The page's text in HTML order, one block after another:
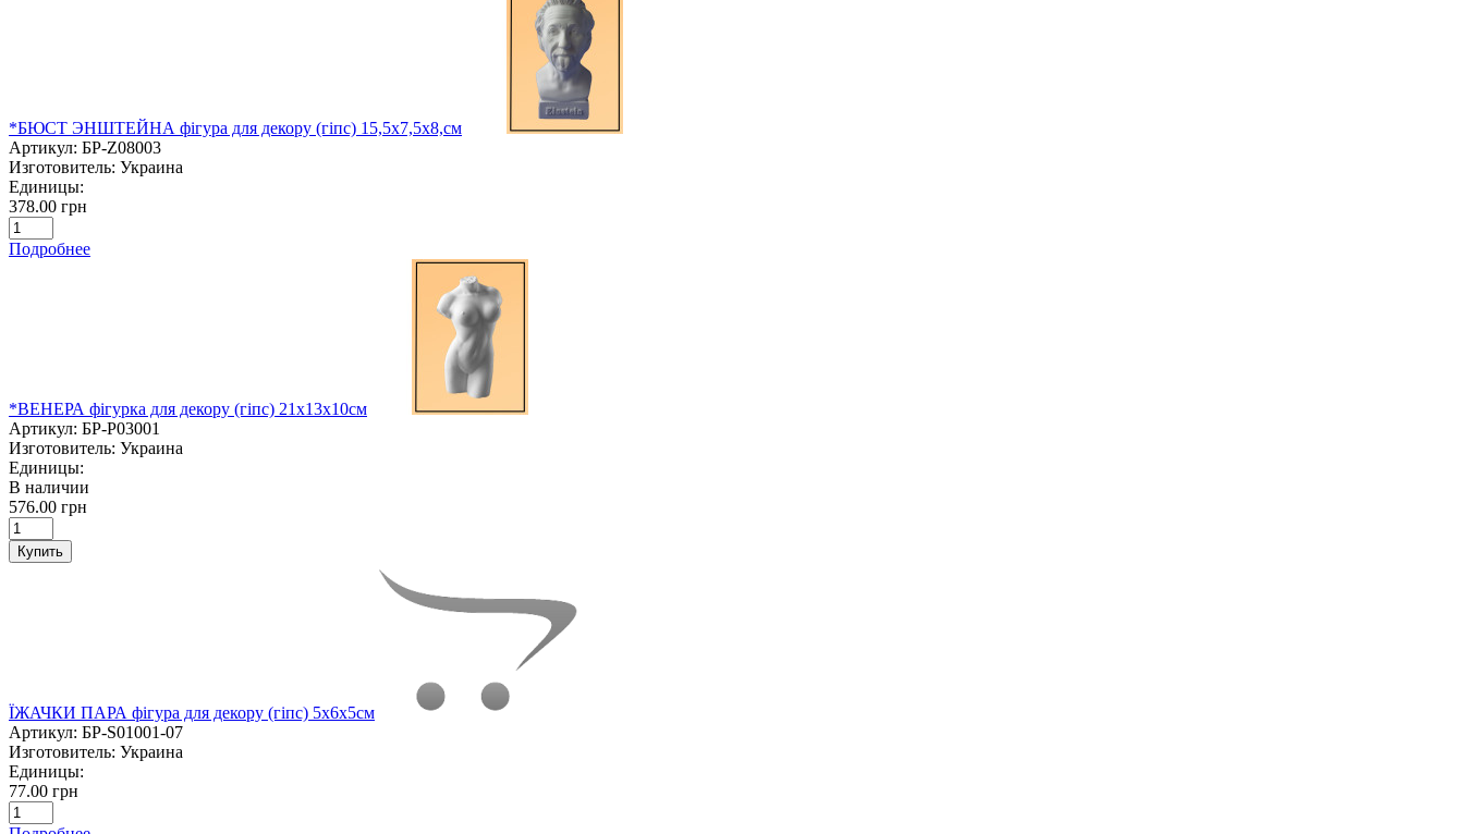
*БЮСТ ЭНШТЕЙНА фігура для декору (гіпс) 15,5х7,5х8,см
Артикул: БР-Z08003
Изготовитель: Украина
Единицы:
378.00 грн
Подробнее
*ВЕНЕРА фігурка для декору (гіпс) 21х13х10см
Артикул: БР-P03001
Изготовитель: Украина
Единицы:
В наличии
576.00 грн
Купить
ЇЖАЧКИ ПАРА фігура для декору (гіпс) 5х6х5см
Артикул: БР-S01001-07
Изготовитель: Украина
Единицы:
77.00 грн